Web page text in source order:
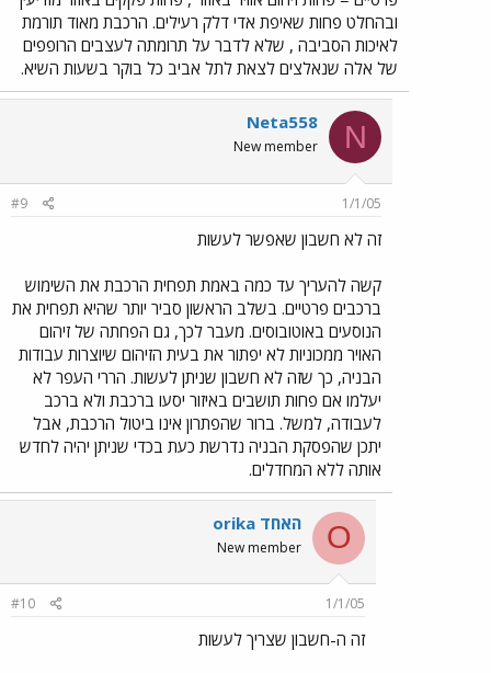
ובהחלט פחות שאיפת אדי דלק רעילים. הרכבת מאוד תורמת
לאיכות הסביבה , שלא לדבר על תרומתה לעצבים הרופפים
של אלה שנאלצים לצאת לתל אביב כל בוקר בשעות השיא.
N
Neta558
New member
1/1/05
#9
זה לא חשבון שאפשר לעשות
קשה להעריך עד כמה באמת תפחית הרכבת את השימוש
ברכבים פרטיים. בשלב הראשון סביר יותר שהיא תפחית את
הנוסעים באוטובוסים. מעבר לכך, גם הפחתה של זיהום
האויר ממכוניות לא יפתור את בעית הזיהום שיוצרות עבודות
הבניה, כך שזה לא חשבון שניתן לעשות. הררי העפר לא
יעלמו אם פחות תושבים באיזור יסעו ברכבת ולא ברכב
לעבודה, למשל. ברור שהפתרון אינו ביטול הרכבת, אבל
יתכן שהפסקת הבניה נדרשת כעת בכדי שניתן יהיה לחדש
אותה ללא המחדלים.
O orika האחד
New member
1/1/05
#10
זה ה-חשבון שצריך לעשות